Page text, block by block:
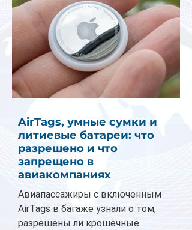
AirTags, умные сумки и
литиевые батареи: что
разрешено и что
запрещено в
авиакомпаниях
Авиапассажиры с включенным
AirTags в багаже узнали о том,
разрешены ли крошечные